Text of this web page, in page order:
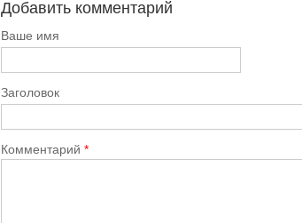
Добавить комментарий
Ваше имя
Заголовок
Комментарий*